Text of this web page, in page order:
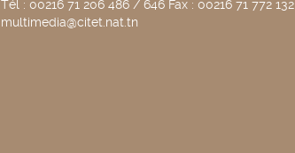
Tél : 00216 71 206 486 / 646 Fax : 00216 71 772 132
multimedia@citet.nat.tn